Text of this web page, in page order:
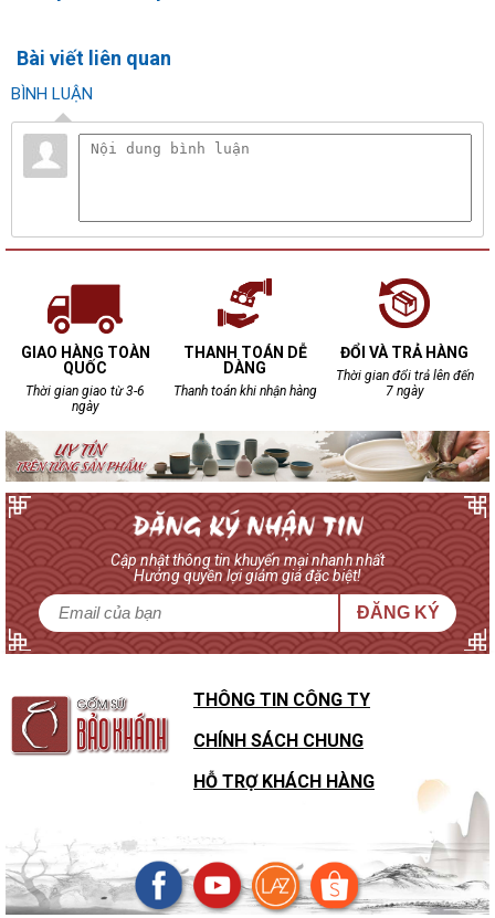
Bài viết liên quan
BÌNH LUẬN
GIAO HÀNG TOÀN
QUỐC
Thời gian giao từ 3-6
ngày
THANH TOÁN DỄ
DÀNG
Thanh toán khi nhận hàng
ĐỔI VÀ TRẢ HÀNG
Thời gian đổi trả lên đến
7 ngày
Cập nhật thông tin khuyến mại nhanh nhất
Hưởng quyền lợi giảm giá đặc biệt!
ĐĂNG KÝ
THÔNG TIN CÔNG TY
CHÍNH SÁCH CHUNG
HỖ TRỢ KHÁCH HÀNG